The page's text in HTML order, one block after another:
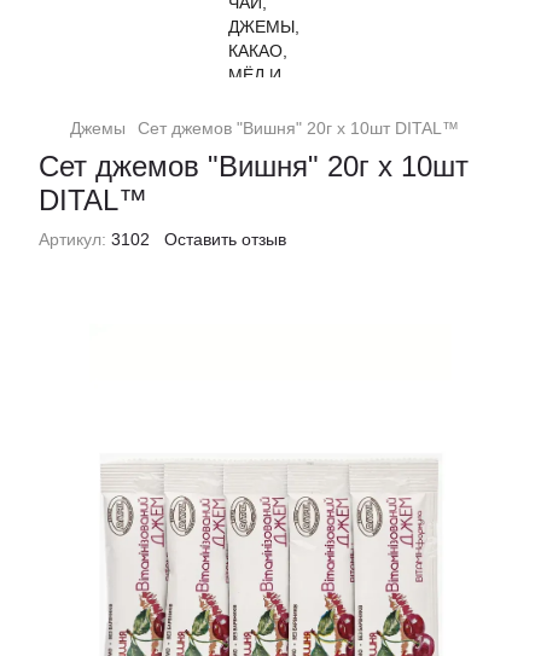
Джемы Сет джемов "Вишня" 20г х 10шт DITAL™
Сет джемов "Вишня" 20г х 10шт
DITAL™
Артикул: 3102 Оставить отзыв